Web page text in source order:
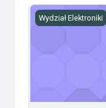
Multimedialne
Wydział Elektroniki